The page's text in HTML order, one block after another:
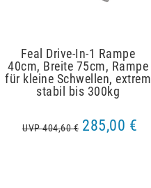
Feal Drive-In-1 Rampe
40cm, Breite 75cm, Rampe
für kleine Schwellen, extrem
stabil bis 300kg
UVP 404,60 € 285,00 €